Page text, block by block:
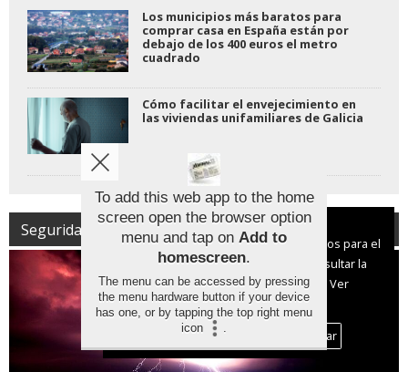
Los municipios más baratos para
comprar casa en España están por
debajo de los 400 euros el metro
cuadrado
Cómo facilitar el envejecimiento en
las viviendas unifamiliares de Galicia
Seguridad | Protección Civil
Aviso sobre el Uso de cookies:
Utilizamos cookies nuestras y de terceros para el
funcionamiento del digital. Puedes consultar la
lista de cookies y como desconectarlas.
Ver
nuestra Política de Privacidad y Cookies
Aceptar Cookies
Personalizar
To add this web app to the home
screen open the browser option
menu and tap on Add to
homescreen.
The menu can be accessed by pressing
the menu hardware button if your device
has one, or by tapping the top right menu
icon
.